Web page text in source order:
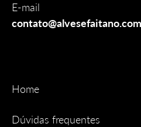
E-mail
Home
Dúvidas frequentes